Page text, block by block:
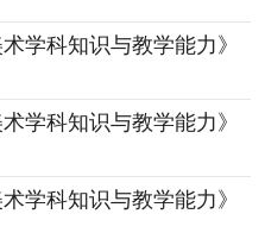
学科知识与教学能力》
学科知识与教学能力》
学科知识与教学能力》